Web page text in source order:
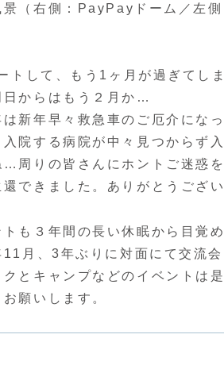
（右側：PayPayドーム／左
トして、もう1ヶ月が過ぎてし
からはもう２月か…
新年早々救急車のご厄介にな
入院する病院が中々見つからず
…周りの皆さんにホントご迷惑
できました。ありがとうござい
も３年間の長い休眠から目覚
月、3年ぶりに対面にて交流
とキャンプなどのイベントは
願いします。